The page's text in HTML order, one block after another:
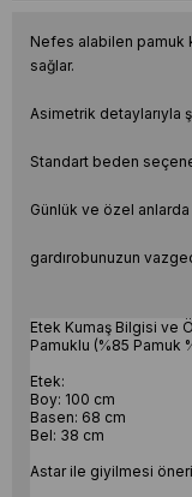
Nefes alabilen pamuk
sağlar.
Asimetrik detaylarıyla
Standart beden
Günlük ve özel
gardırobunuzun
Etek Kumaş Bilgisi ve
Pamuklu (%85 Pamuk
Etek:
Boy: 100 cm
Basen: 68 cm
Bel: 38 cm
Astar ile giyilmesi